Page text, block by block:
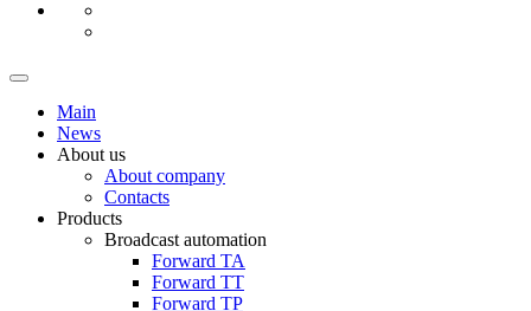
Main
News
About us
About company
Contacts
Products
Broadcast automation
Forward TA
Forward TT
Forward TP